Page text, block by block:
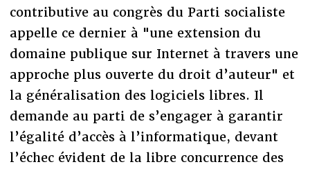
contributive au congrès du Parti socialiste
appelle ce dernier à "une extension du
domaine publique sur Internet à travers une
approche plus ouverte du droit d’auteur" et
la généralisation des logiciels libres. Il
demande au parti de s’engager à garantir
l’égalité d’accès à l’informatique, devant
l’échec évident de la libre concurrence des